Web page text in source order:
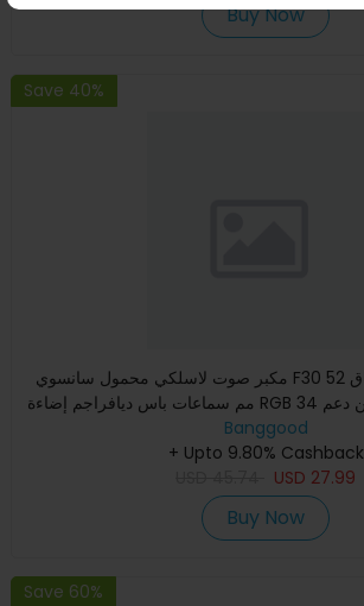
Buy Now
Save 40%
مكبر صوت لاسلكي محمول سانسوي F30 بلوتوث مزدوج النطاق 52
مم سماعات باس ديافراجم إضاءة RGB 34 ساعة المشغلة باليدين دعم
الم
Banggood
+ Upto 9.80% Cashback
USD 27.99
Buy Now
Save 60%